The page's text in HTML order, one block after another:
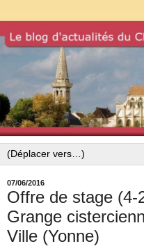
07/06/2016
Offre de stage (4-
Grange
Ville (Yonne)